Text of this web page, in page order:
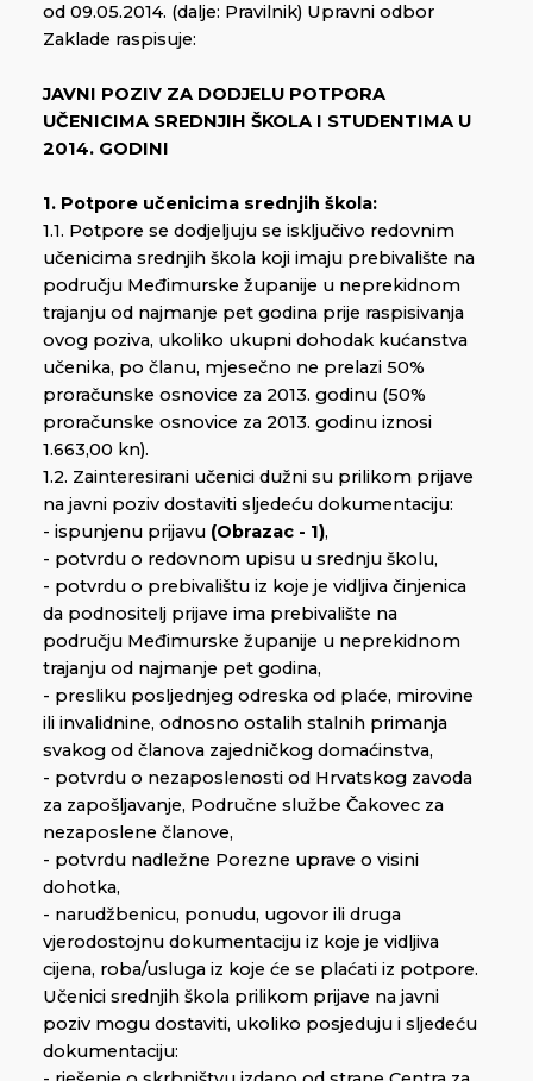
od 09.05.2014. (dalje: Pravilnik) Upravni odbor
Zaklade raspisuje:
JAVNI POZIV ZA DODJELU POTPORA
UČENICIMA SREDNJIH ŠKOLA I STUDENTIMA U
2014. GODINI
1. Potpore učenicima srednjih škola:
1.1. Potpore se dodjeljuju se isključivo redovnim
učenicima srednjih škola koji imaju prebivalište na
području Međimurske županije u neprekidnom
trajanju od najmanje pet godina prije raspisivanja
ovog poziva, ukoliko ukupni dohodak kućanstva
učenika, po članu, mjesečno ne prelazi 50%
proračunske osnovice za 2013. godinu (50%
proračunske osnovice za 2013. godinu iznosi
1.663,00 kn).
1.2. Zainteresirani učenici dužni su prilikom prijave
na javni poziv dostaviti sljedeću dokumentaciju:
- ispunjenu prijavu (Obrazac - 1),
- potvrdu o redovnom upisu u srednju školu,
- potvrdu o prebivalištu iz koje je vidljiva činjenica
da podnositelj prijave ima prebivalište na
području Međimurske županije u neprekidnom
trajanju od najmanje pet godina,
- presliku posljednjeg odreska od plaće, mirovine
ili invalidnine, odnosno ostalih stalnih primanja
svakog od članova zajedničkog domaćinstva,
- potvrdu o nezaposlenosti od Hrvatskog zavoda
za zapošljavanje, Područne službe Čakovec za
nezaposlene članove,
- potvrdu nadležne Porezne uprave o visini
dohotka,
- narudžbenicu, ponudu, ugovor ili druga
vjerodostojnu dokumentaciju iz koje je vidljiva
cijena, roba/usluga iz koje će se plaćati iz potpore.
Učenici srednjih škola prilikom prijave na javni
poziv mogu dostaviti, ukoliko posjeduju i sljedeću
dokumentaciju: